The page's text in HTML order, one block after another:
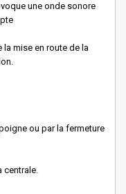
une onde sonore
mise en route de la
ou par la fermeture